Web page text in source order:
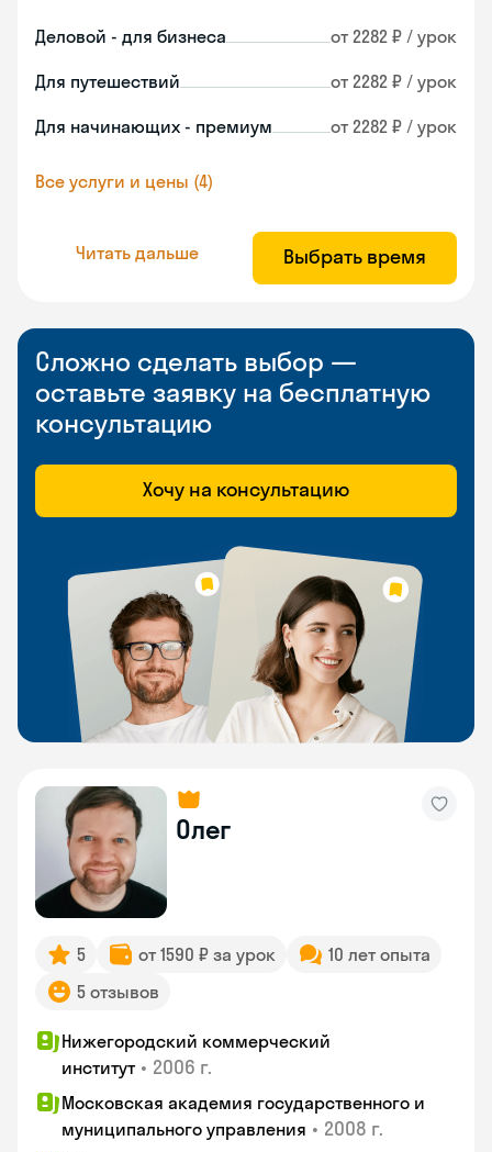
Деловой - для бизнеса от 2282 ₽ / урок
Для путешествий от 2282 ₽ / урок
Для начинающих - премиум от 2282 ₽ / урок
Все услуги и цены (4)
Читать дальше Выбрать время
Сложно сделать выбор —
оставьте заявку на бесплатную
консультацию
Хочу на консультацию
Олег
5 от 1590 ₽ за урок
10 лет опыта
5 отзывов
Нижегородский коммерческий
институт • 2006 г.
Московская академия государственного и
муниципального управления • 2008 г.